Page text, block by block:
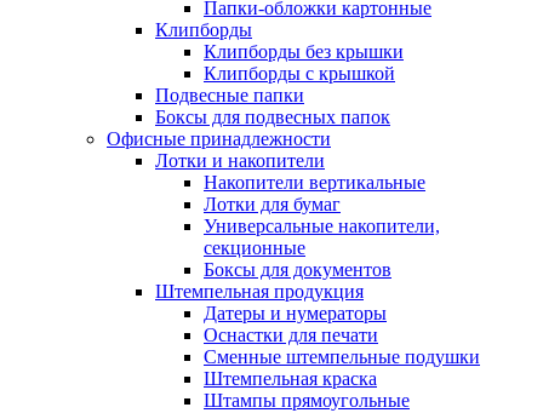
Папки-обложки картонные
Клипборды
Клипборды без крышки
Клипборды с крышкой
Подвесные папки
Боксы для подвесных папок
Офисные принадлежности
Лотки и накопители
Накопители вертикальные
Лотки для бумаг
Универсальные накопители,
секционные
Боксы для документов
Штемпельная продукция
Датеры и нумераторы
Оснастки для печати
Сменные штемпельные подушки
Штемпельная краска
Штампы прямоугольные